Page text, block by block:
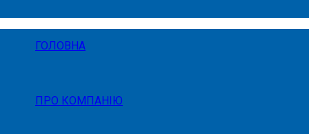
ГОЛОВНА
ПРО КОМПАНІЮ